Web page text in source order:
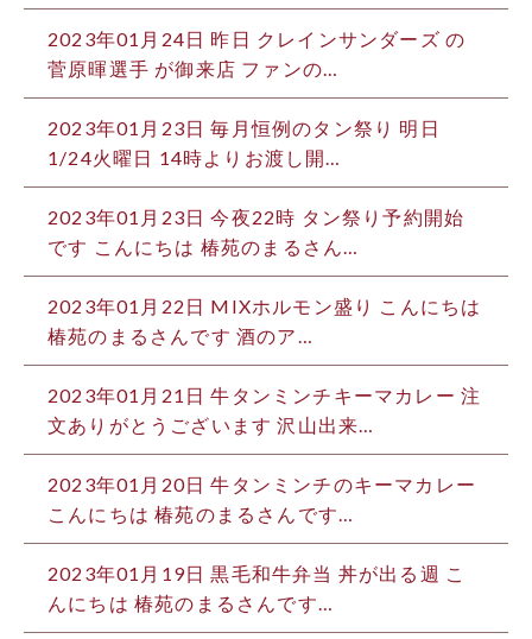
2023年01月24日 昨日 クレインサンダーズ の
菅原暉選手 が御来店 ファンの…
2023年01月23日 毎月恒例のタン祭り 明日
1/24火曜日 14時よりお渡し開…
2023年01月23日 今夜22時 タン祭り予約開始
です こんにちは 椿苑のまるさん…
2023年01月22日 MIXホルモン盛り こんにちは️
椿苑のまるさんです 酒のア…
2023年01月21日 牛タンミンチキーマカレー 注
文ありがとうございます 沢山出来…
2023年01月20日 牛タンミンチのキーマカレー
こんにちは️ 椿苑のまるさんです…
2023年01月19日 黒毛和牛弁当 丼が出る週️ こ
んにちは️ 椿苑のまるさんです…